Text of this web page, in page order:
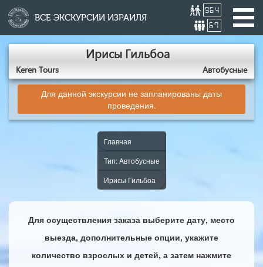
ВСЕ ЭКСКУРСИИ ИЗРАИЛЯ
964
67
Ирисы Гильбоа
Keren Tours Aвтобусные
Для данной экскурсии не запланированы даты
проведения.
Главная
Тип: Aвтобусные
Ирисы Гильбоа
Для осуществления заказа выберите дату, место
выезда, дополнительные опции, укажите
количество взрослых и детей, а затем нажмите